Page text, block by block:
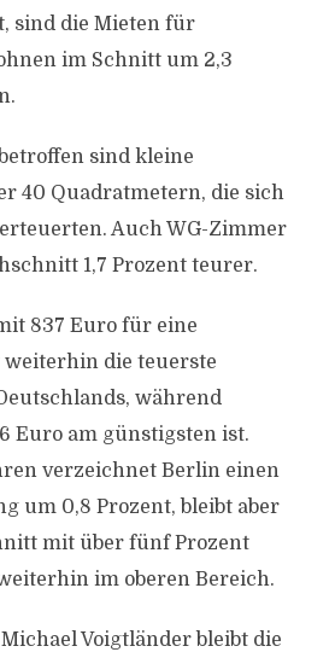
sind die Mieten für
im Schnitt um 2,3
sind kleine
40 Quadratmetern, die sich
Auch WG-Zimmer
1,7 Prozent teurer.
837 Euro für eine
die teuerste
während
Euro am günstigsten ist.
verzeichnet Berlin einen
um 0,8 Prozent, bleibt aber
mit über fünf Prozent
im oberen Bereich.
Voigtländer bleibt die